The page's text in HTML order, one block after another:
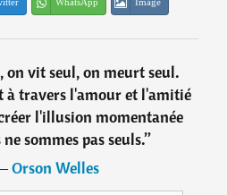
on vit seul, on meurt seul.
à travers l'amour et l'amitié
l'illusion momentanée
sommes pas seuls.”
Orson Welles